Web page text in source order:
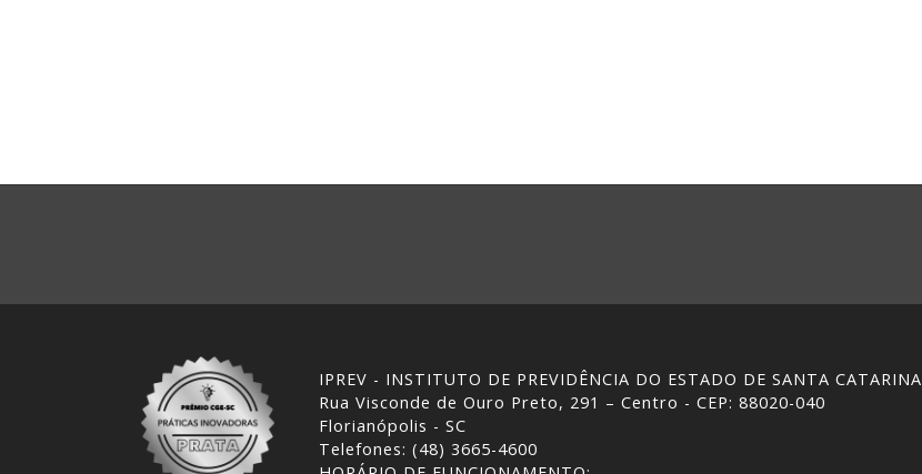
IPREV - INSTITUTO DE PREVIDÊNCIA DO ESTADO DE SANTA CATARINA
Rua Visconde de Ouro Preto, 291 – Centro - CEP: 88020-040
Florianópolis - SC
Telefones: (48) 3665-4600